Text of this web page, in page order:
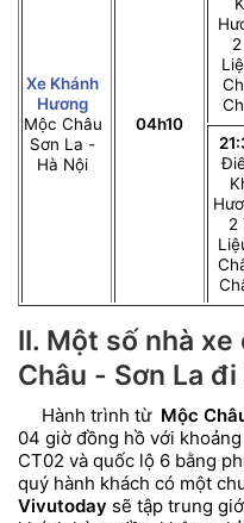
Xe Khánh
Hương
Mộc Châu
Sơn La -
Hà Nội
04h10
2
II. Một số nhà
Châu - Sơn La
Hành trình từ Mộc
04 giờ đồng hồ với
CT02 và quốc lộ 6 bằng
quý hành khách có một
Vivutoday sẽ tập trung